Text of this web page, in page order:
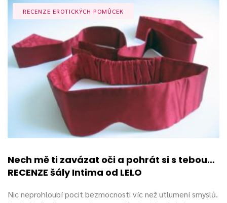
RECENZE EROTICKÝCH POMŮCEK
Nech mě ti zavázat oči a pohrát si s tebou…
RECENZE šály Intima od LELO
Nic neprohloubí pocit bezmocnosti víc než utlumení smyslů.